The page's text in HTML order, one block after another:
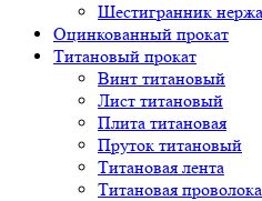
Шестигранник
Оцинкованный прокат
Титановый прокат
Винт титановый
Лист титановый
Плита титановая
Пруток титановый
Титановая лента
Титановая проволока